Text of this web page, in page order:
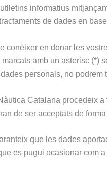
informatius
de dades en
conèixer en donar les
marcats amb un asterisc (*)
personals, no podrem
Catalana procedeix
de ser acceptats de
que les dades
es pugui ocasionar com